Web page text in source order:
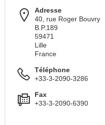
Adresse
40, rue Roger Bouvry
B.P.189
59471
Lille
France
Téléphone
+33-3-2090-3286
Fax
+33-3-2090-6390